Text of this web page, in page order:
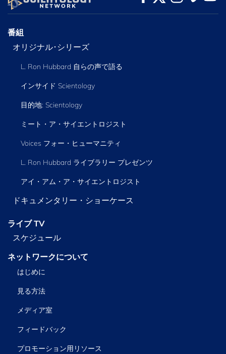
番組
オリジナル･シリーズ
L. Ron Hubbard 自らの声で語る
インサイド Scientology
目的地: Scientology
ミート・ア・サイエントロジスト
Voices フォー・ヒューマニティ
L. Ron Hubbard ライブラリー プレゼンツ
アイ・アム・ア・サイエントロジスト
ドキュメンタリー・ショーケース
ライブ TV
スケジュール
ネットワークについて
はじめに
見る方法
メディア室
フィードバック
プロモーション用リソース